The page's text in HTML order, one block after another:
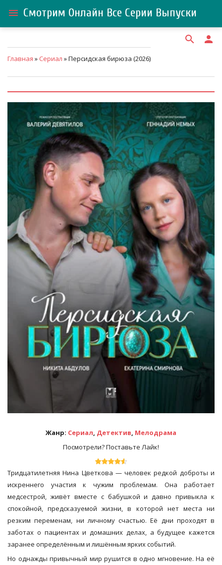
menu Смотрим Онлайн Все Серии Выпуски
search person
Главная » Сериал » Персидская бирюза (2026)
Жанр: Сериал, Детектив, Мелодрама
Посмотрели? Поставьте Лайк!
Тридцатилетняя Нина Цветкова — человек редкой доброты и
искреннего участия к чужим проблемам. Она работает
медсестрой, живёт вместе с бабушкой и давно привыкла к
спокойной, предсказуемой жизни, в которой нет места ни
резким переменам, ни личному счастью. Её дни проходят в
заботах о пациентах и домашних делах, а будущее кажется
заранее определённым и лишённым ярких событий.
Но однажды привычный мир рушится в одно мгновение. На её